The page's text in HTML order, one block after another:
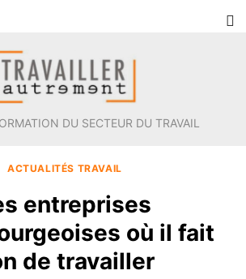
DU SECTEUR DU TRAVAIL
ACTUALITÉS TRAVAIL
entreprises
où il fait
de travailler